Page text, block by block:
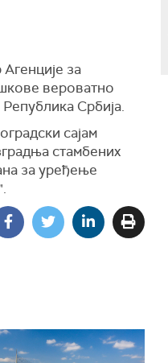
за
вероватно
Србија.
сајам
стамбених
за уређење